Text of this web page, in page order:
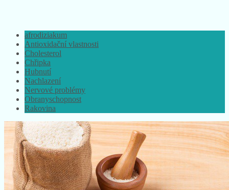
afrodiziakum
Antioxidační vlastnosti
Cholesterol
Chřipka
Hubnutí
Nachlazení
Nervové problémy
Obranyschopnost
Rakovina